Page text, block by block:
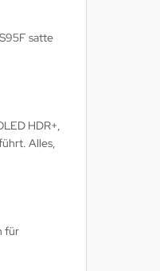
satte
HDR+,
Alles,
für